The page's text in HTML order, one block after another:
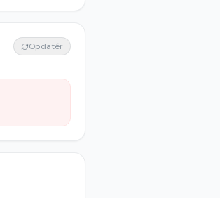
Opdatér